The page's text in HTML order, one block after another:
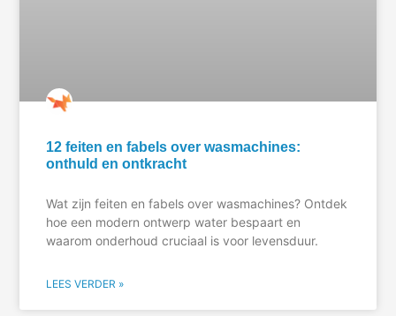
12 feiten en fabels over wasmachines:
onthuld en ontkracht
Wat zijn feiten en fabels over wasmachines? Ontdek
hoe een modern ontwerp water bespaart en
waarom onderhoud cruciaal is voor levensduur.
LEES VERDER »